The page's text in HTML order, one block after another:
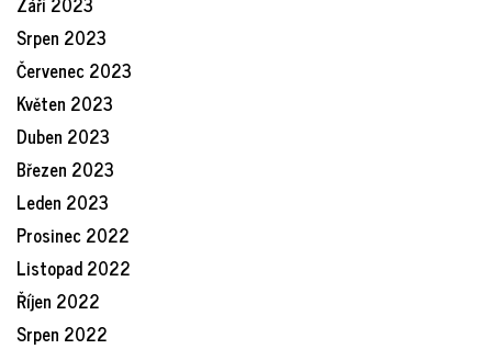
Srpen 2023
Červenec 2023
Květen 2023
Duben 2023
Březen 2023
Leden 2023
Prosinec 2022
Listopad 2022
Říjen 2022
Srpen 2022